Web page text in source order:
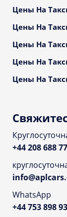
Цены На
Цены На
Цены На
Цены На
Цены На
+44 208 688
WhatsApp
+44 753 898